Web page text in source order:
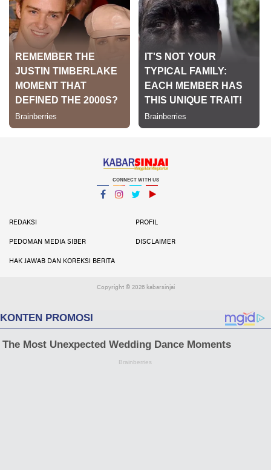
CONNECT WITH US
REDAKSI
PROFIL
PEDOMAN MEDIA SIBER DISCLAIMER
HAK JAWAB DAN KOREKSI BERITA
Copyright © 2026 kabarsinjai